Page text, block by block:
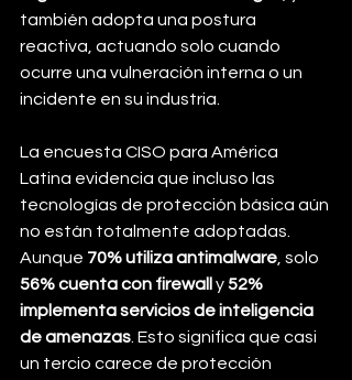
también adopta una postura
reactiva, actuando solo cuando
ocurre una vulneración interna o un
incidente en su industria.
La encuesta CISO para América
Latina evidencia que incluso las
tecnologías de protección básica aún
no están totalmente adoptadas.
Aunque 70% utiliza antimalware , solo
56% cuenta con firewall y 52%
implementa servicios de inteligencia
de amenazas . Esto significa que casi
un tercio carece de protección